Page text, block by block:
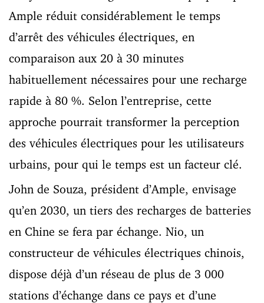
Ample réduit considérablement le temps
d’arrêt des véhicules électriques, en
comparaison aux 20 à 30 minutes
habituellement nécessaires pour une recharge
rapide à 80 %. Selon l’entreprise, cette
approche pourrait transformer la perception
des véhicules électriques pour les utilisateurs
urbains, pour qui le temps est un facteur clé.
John de Souza, président d’Ample, envisage
qu’en 2030, un tiers des recharges de batteries
en Chine se fera par échange. Nio, un
constructeur de véhicules électriques chinois,
dispose déjà d’un réseau de plus de 3 000
stations d’échange dans ce pays et d’une